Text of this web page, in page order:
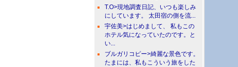
T.O>現地調査日記、いつも楽しみ
にしています。 太田宿の側を流...
宇佐美>はじめまして、 私もこの
ホテル気になっていたのです。と
い...
ブルガリコピー>綺麗な景色です。
たまには、私もこういう旅をした